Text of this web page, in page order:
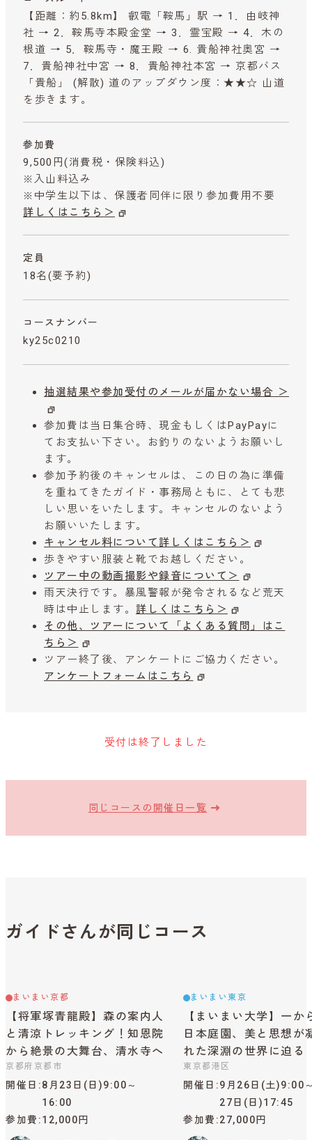
【距離：約5.8km】 叡電「鞍馬」駅 → 1．由岐神
社 → 2．鞍馬寺本殿金堂 → 3．霊宝殿 → 4．木の
根道 → 5．鞍馬寺・魔王殿 → 6. 貴船神社奥宮 →
7．貴船神社中宮 → 8．貴船神社本宮 → 京都バス
「貴船」 (解散) 道のアップダウン度：★★☆ 山道
を歩きます。
参加費
9,500円 (消費税・保険料込)
※入山料込み
※中学生以下は、保護者同伴に限り参加費用不要
詳しくはこちら＞
定員
18名(要予約)
コースナンバー
ky25c0210
抽選結果や参加受付のメールが届かない場合 ＞
参加費は当日集合時、現金もしくはPayPayに
てお支払い下さい。お釣りのないようお願いし
ます。
参加予約後のキャンセルは、この日の為に準備
を重ねてきたガイド・事務局ともに、とても悲
しい思いをいたします。キャンセルのないよう
お願いいたします。
キャンセル料について詳しくはこちら＞
歩きやすい服装と靴でお越しください。
ツアー中の動画撮影や録音について＞
雨天決行です。暴風警報が発令されるなど荒天
時は中止します。 詳しくはこちら＞
その他、ツアーについて「よくある質問」はこ
ちら＞
ツアー終了後、アンケートにご協力ください。
アンケートフォームはこちら
受付は終了しました
同じコースの開催日一覧
ガイドさんが同じコース
まいまい京都
【将軍塚青龍殿】森の案内人
と清涼トレッキング！知恩院
から絶景の大舞台、清水寺へ
京都府京都市
開催日
8月23日(日)9:00～
16:00
参加費 12,000円
まいまい東京
【まいまい大学】一か
日本庭園、美と思想が
れた深淵の世界に迫る
東京都港区
開催日
9月26日(土)9:00
27日(日)17:45
参加費 27,000円